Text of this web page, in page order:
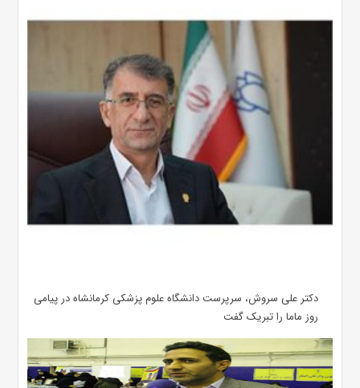
دکتر علی سروش، سرپرست دانشگاه علوم پزشکی کرمانشاه در پیامی
روز ماما را تبریک گفت